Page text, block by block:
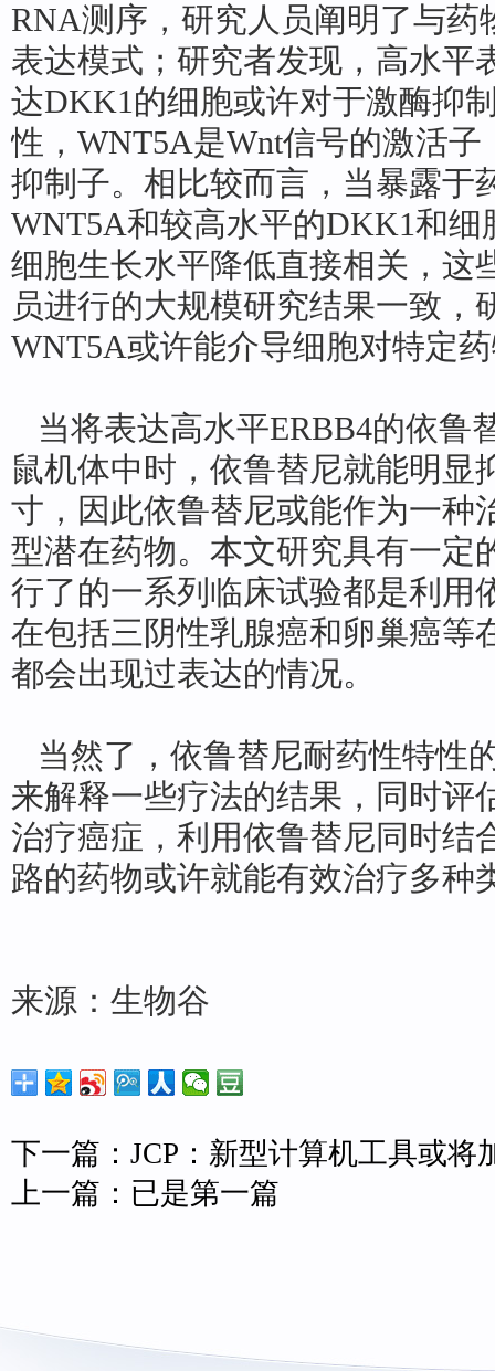
RNA测序，研究人员阐明了与
表达模式；研究者发现，高水平
达DKK1的细胞或许对于激酶抑
性，WNT5A是Wnt信号的激活
抑制子。相比较而言，当暴露于
WNT5A和较高水平的DKK1和
细胞生长水平降低直接相关，这
员进行的大规模研究结果一致，
WNT5A或许能介导细胞对特定
当将表达高水平ERBB4的依鲁
鼠机体中时，依鲁替尼就能明显
寸，因此依鲁替尼或能作为一种
型潜在药物。本文研究具有一定
行了的一系列临床试验都是利用
在包括三阴性乳腺癌和卵巢癌等
都会出现过表达的情况。
当然了，依鲁替尼耐药性特性
来解释一些疗法的结果，同时评
治疗癌症，利用依鲁替尼同时结
路的药物或许就能有效治疗多种
来源：生物谷
下一篇： JCP：新型计算机工具或将
上一篇：已是第一篇